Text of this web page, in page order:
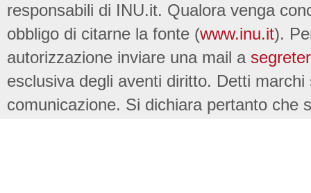
responsabili di INU.it. Qualora venga
obbligo di citarne la fonte (www.inu.it).
autorizzazione inviare una mail a
esclusiva degli aventi diritto. Detti
comunicazione. Si dichiara pertanto che